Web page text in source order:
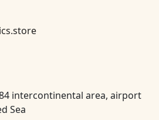
intercontinental area, airport
Sea